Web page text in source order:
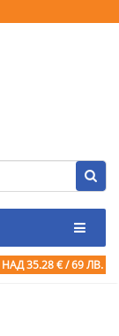
НАД 35.28 € / 69 ЛВ.